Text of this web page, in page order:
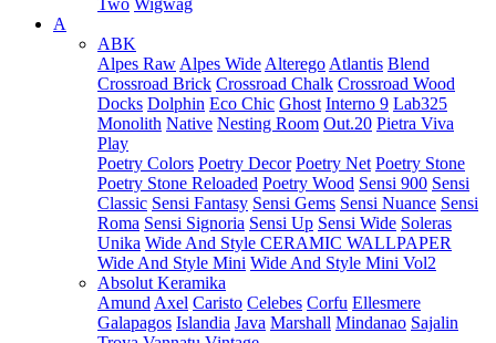
Two Wigwag
A
ABK
Alpes Raw Alpes Wide Alterego Atlantis Blend
Crossroad Brick Crossroad Chalk Crossroad Wood
Docks Dolphin Eco Chic Ghost Interno 9 Lab325
Monolith Native Nesting Room Out.20 Pietra Viva
Play
Poetry Colors Poetry Decor Poetry Net Poetry Stone
Poetry Stone Reloaded Poetry Wood Sensi 900 Sensi
Classic Sensi Fantasy Sensi Gems Sensi Nuance Sensi
Roma Sensi Signoria Sensi Up Sensi Wide Soleras
Unika Wide And Style CERAMIC WALLPAPER
Wide And Style Mini Wide And Style Mini Vol2
Absolut Keramika
Amund Axel Caristo Celebes Corfu Ellesmere
Galapagos Islandia Java Marshall Mindanao Sajalin